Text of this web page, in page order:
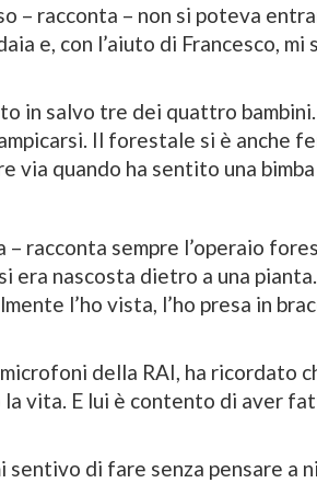
– racconta – non si poteva
e, con l’aiuto di Francesco, mi
in salvo tre dei quattro
Il forestale si è anche
via quando ha sentito una
racconta sempre l’operaio
era nascosta dietro a una
l’ho vista, l’ho presa in
della RAI, ha ricordato
vita. E lui è contento di aver
di fare senza pensare a